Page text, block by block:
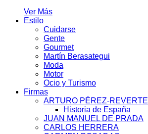
Ver Más
Estilo
Cuidarse
Gente
Gourmet
Martín Berasategui
Moda
Motor
Ocio y Turismo
Firmas
ARTURO PÉREZ-REVERTE
Historia de España
JUAN MANUEL DE PRADA
CARLOS HERRERA